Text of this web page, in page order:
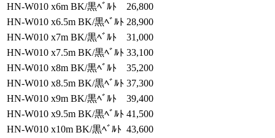
HN-W010 x6m BK/黒ﾍﾞﾙﾄ
26,800
HN-W010 x6.5m BK/黒ﾍﾞﾙﾄ 28,900
HN-W010 x7m BK/黒ﾍﾞﾙﾄ
31,000
HN-W010 x7.5m BK/黒ﾍﾞﾙﾄ 33,100
HN-W010 x8m BK/黒ﾍﾞﾙﾄ
35,200
HN-W010 x8.5m BK/黒ﾍﾞﾙﾄ 37,300
HN-W010 x9m BK/黒ﾍﾞﾙﾄ
39,400
HN-W010 x9.5m BK/黒ﾍﾞﾙﾄ 41,500
HN-W010 x10m BK/黒ﾍﾞﾙﾄ 43,600